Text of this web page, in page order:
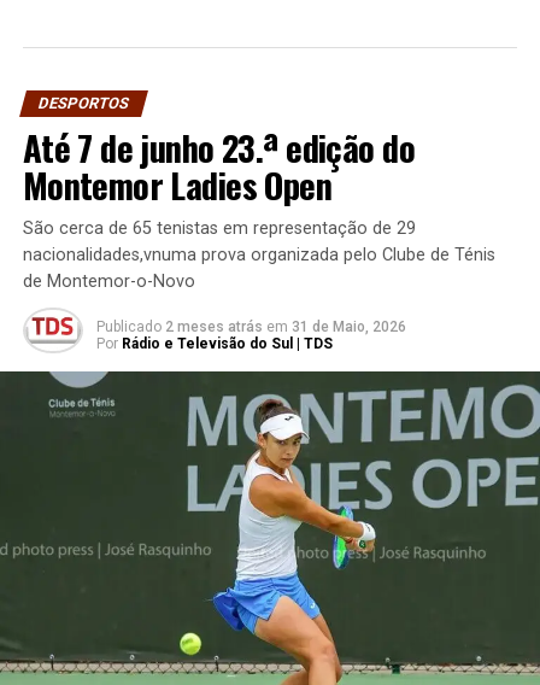
DESPORTOS
Até 7 de junho 23.ª edição do
Montemor Ladies Open
São cerca de 65 tenistas em representação de 29
nacionalidades,vnuma prova organizada pelo Clube de Ténis
de Montemor-o-Novo
Publicado 2 meses atrás em 31 de Maio, 2026
Por Rádio e Televisão do Sul | TDS